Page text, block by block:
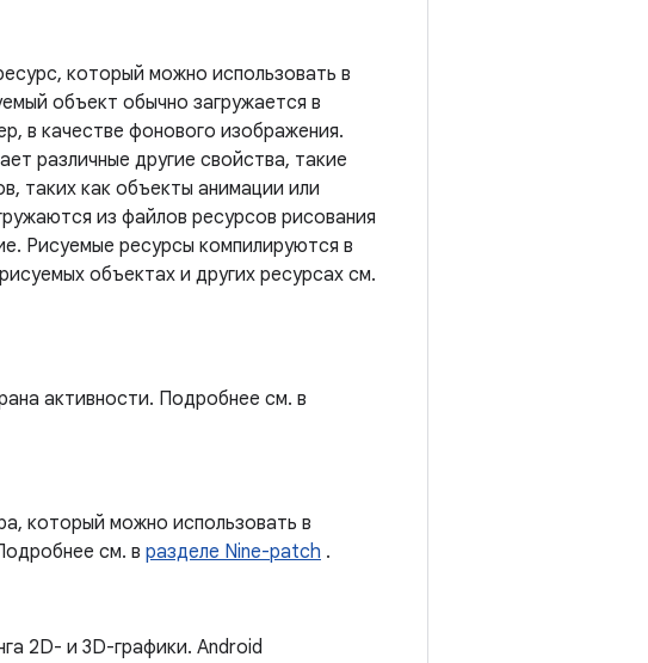
который можно использовать в
объект обычно загружается в
в качестве фонового изображения.
различные другие свойства, такие
таких как объекты анимации или
из файлов ресурсов рисования
Рисуемые ресурсы компилируются в
объектах и ​​других ресурсах см.
активности. Подробнее см. в
который можно использовать в
см. в разделе Nine-patch .
2D- и 3D-графики. Android